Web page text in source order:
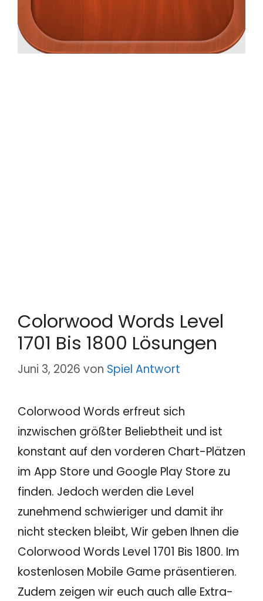
Colorwood Words Level
1701 Bis 1800 Lösungen
Juni 3, 2026 von Spiel Antwort
Colorwood Words erfreut sich
inzwischen größter Beliebtheit und ist
konstant auf den vorderen Chart-Plätzen
im App Store und Google Play Store zu
finden. Jedoch werden die Level
zunehmend schwieriger und damit ihr
nicht stecken bleibt, Wir geben Ihnen die
Colorwood Words Level 1701 Bis 1800. Im
kostenlosen Mobile Game präsentieren.
Zudem zeigen wir euch auch alle Extra-